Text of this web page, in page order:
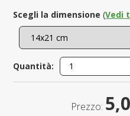
Scegli la dimensione (Vedi
Quantità:
Prezzo: